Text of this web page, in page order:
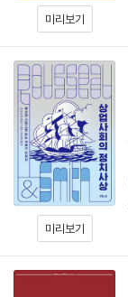
미리보기
미리보기